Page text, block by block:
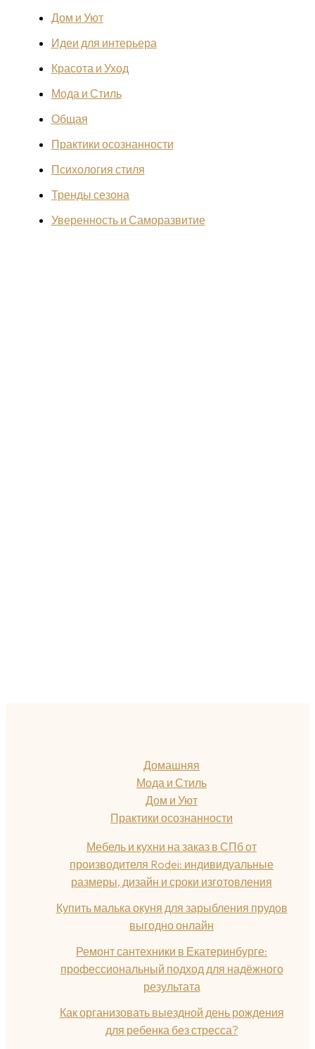
Дом и Уют
Идеи для интерьера
Красота и Уход
Мода и Стиль
Общая
Практики осознанности
Психология стиля
Тренды сезона
Уверенность и Саморазвитие
Домашняя
Мода и Стиль
Дом и Уют
Практики осознанности
Мебель и кухни на заказ в СПб от
производителя Rodei: индивидуальные
размеры, дизайн и сроки изготовления
Купить малька окуня для зарыбления прудов
выгодно онлайн
Ремонт сантехники в Екатеринбурге:
профессиональный подход для надёжного
результата
Как организовать выездной день рождения
для ребенка без стресса?